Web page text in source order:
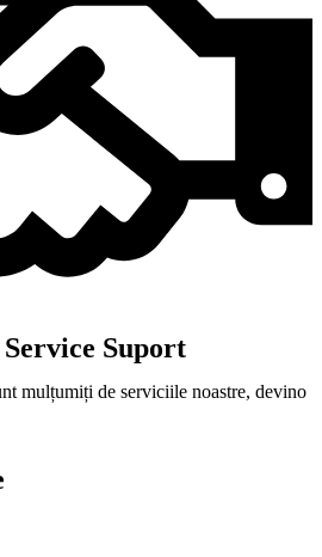
Suport
mulțumiți de serviciile noastre, devino